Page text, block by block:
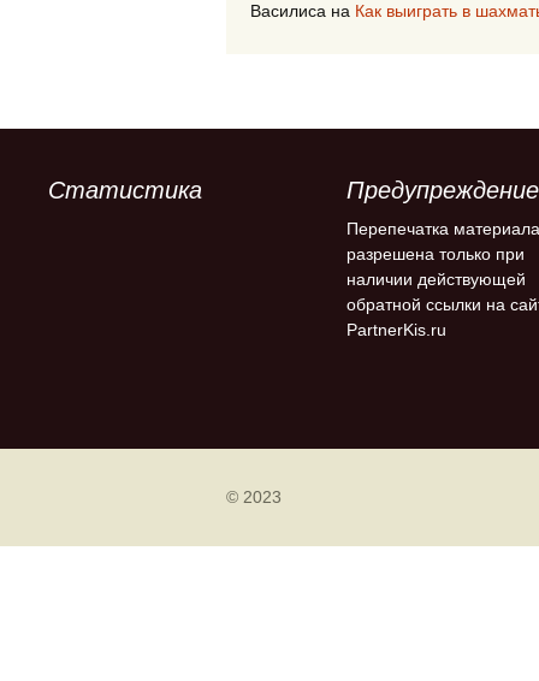
Василиса на Как выиграть в
Статистика Предупреждение
Перепечатка материала
разрешена только при
наличии действующей
обратной ссылки на
PartnerKis.ru
© 2023